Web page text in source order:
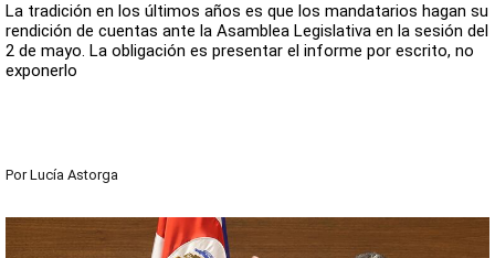
La tradición en los últimos años es que los mandatarios hagan su
rendición de cuentas ante la Asamblea Legislativa en la sesión del
2 de mayo. La obligación es presentar el informe por escrito, no
exponerlo
Por Lucía Astorga